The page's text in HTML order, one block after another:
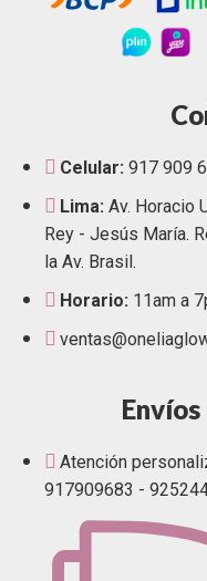
Celular: 917 909
Lima: Av. Horacio
Rey - Jesús María.
la Av. Brasil.
Horario: 11am a
Atención
917909683 -